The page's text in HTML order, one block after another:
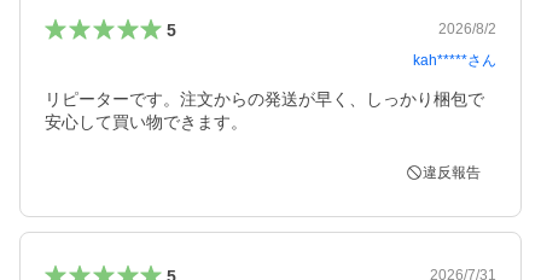
5
2026/8/2
kah*****さん
リピーターです。注文からの発送が早く、しっかり梱包で
安心して買い物できます。
違反報告
5
2026/7/31